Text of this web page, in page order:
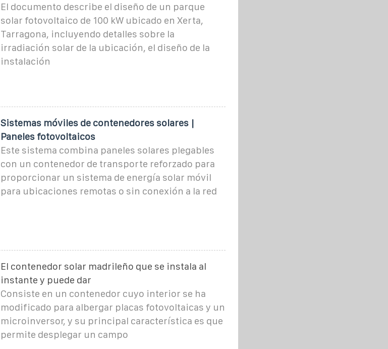
El documento describe el diseño de un parque
solar fotovoltaico de 100 kW ubicado en Xerta,
Tarragona, incluyendo detalles sobre la
irradiación solar de la ubicación, el diseño de la
instalación
Sistemas móviles de contenedores solares |
Paneles fotovoltaicos
Este sistema combina paneles solares plegables
con un contenedor de transporte reforzado para
proporcionar un sistema de energía solar móvil
para ubicaciones remotas o sin conexión a la red
El contenedor solar madrileño que se instala al
instante y puede dar
Consiste en un contenedor cuyo interior se ha
modificado para albergar placas fotovoltaicas y un
microinversor, y su principal característica es que
permite desplegar un campo